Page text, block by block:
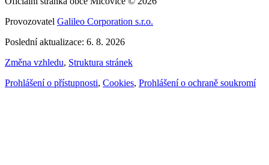
Provozovatel Galileo Corporation s.r.o.
Poslední aktualizace: 6. 8. 2026
Změna vzhledu, Struktura stránek
Prohlášení o přístupnosti, Cookies, Prohlášení o ochraně soukromí